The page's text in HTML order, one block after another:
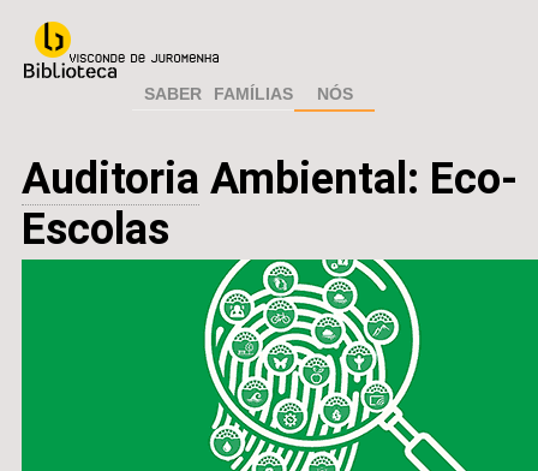
SABER FAMÍLIAS NÓS
Auditoria Ambiental: Eco-
Escolas